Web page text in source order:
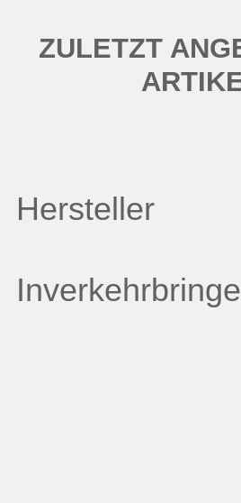
ZULETZT
Hersteller